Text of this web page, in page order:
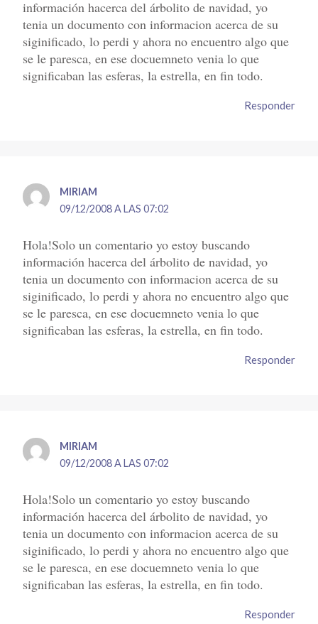
información hacerca del árbolito de navidad, yo
tenia un documento con informacion acerca de su
siginificado, lo perdi y ahora no encuentro algo que
se le paresca, en ese docuemneto venia lo que
significaban las esferas, la estrella, en fin todo.
Responder
MIRIAM
09/12/2008 A LAS 07:02
Hola!Solo un comentario yo estoy buscando
información hacerca del árbolito de navidad, yo
tenia un documento con informacion acerca de su
siginificado, lo perdi y ahora no encuentro algo que
se le paresca, en ese docuemneto venia lo que
significaban las esferas, la estrella, en fin todo.
Responder
MIRIAM
09/12/2008 A LAS 07:02
Hola!Solo un comentario yo estoy buscando
información hacerca del árbolito de navidad, yo
tenia un documento con informacion acerca de su
siginificado, lo perdi y ahora no encuentro algo que
se le paresca, en ese docuemneto venia lo que
significaban las esferas, la estrella, en fin todo.
Responder